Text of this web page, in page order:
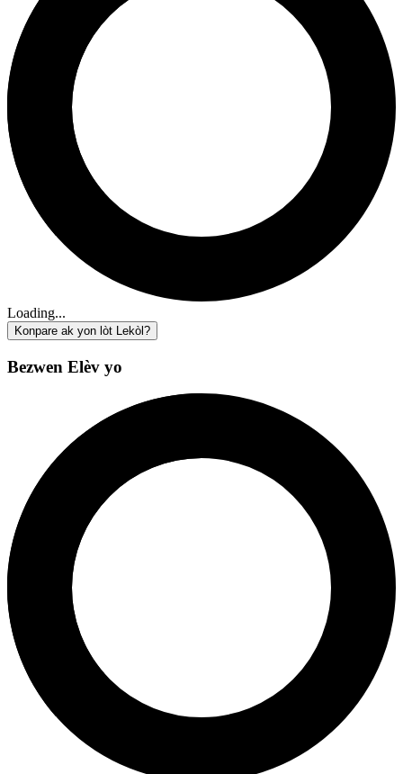
Loading...
Konpare ak yon lòt Lekòl?
Bezwen Elèv yo